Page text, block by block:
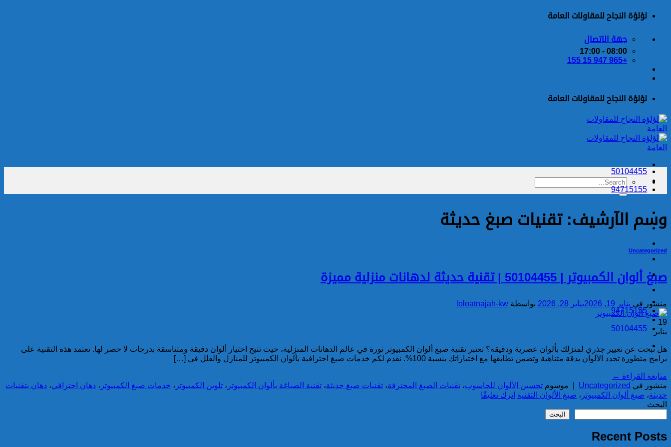
للمحتوى
لؤلؤة النجاح للمقاولات العامة
جهة الاتصال
08:00 - 17:00
+965 947 15 155
لؤلؤة النجاح للمقاولات العامة
تواصل معنا
مشاريعنا
المدونة
94715155
50104455
50104455
94715155
وسم الآرشيف:تقنيات صبغ حديثة
Uncategorized
صبغ ألوان الكمبيوتر | 50104455 | تقنية حديثة لدهانات منزلية مميزة
منشور في يناير 19, 2026 يناير 28, 2026 بواسطة loloatnajah-kw
19
يناير
هل تبحث عن تغيير جذري لمنزلك بألوان عصرية ودقيقة؟ تعتبر تقنية صبغ ألوان الكمبيوتر ثورة في عالم الدهانات المنزلية، حيث تتيح اختيار ألوان دقيقة ومتناسقة بدرجات لا حصر لها. تعتمد هذه التقنية على
برامج متطورة تحدد الألوان بدقة متناهية وتضمن تطابقها مع اختياراتك بنسبة 100%. نقدم لكم خدمات صبغ احترافية بألوان الكمبيوتر للمنازل والفلل في […]
متابعة القراءة ←
منشور في Uncategorized موسوم تحسين الألوان للحاسوب، تقنيات الصبغ المحترفة، تقنيات صبغ حديثة، تقنية الصباغة بألوان الكمبيوتر ، تلوين الكمبيوتر ، خدمات صبغ الكمبيوتر ، دهان احترافي، دهان بتقنيات
حديثة، صبغ ألوان الكمبيوتر ، صبغ الألوان التقنية اترك تعليقًا
البحث
البحث
Recent Posts